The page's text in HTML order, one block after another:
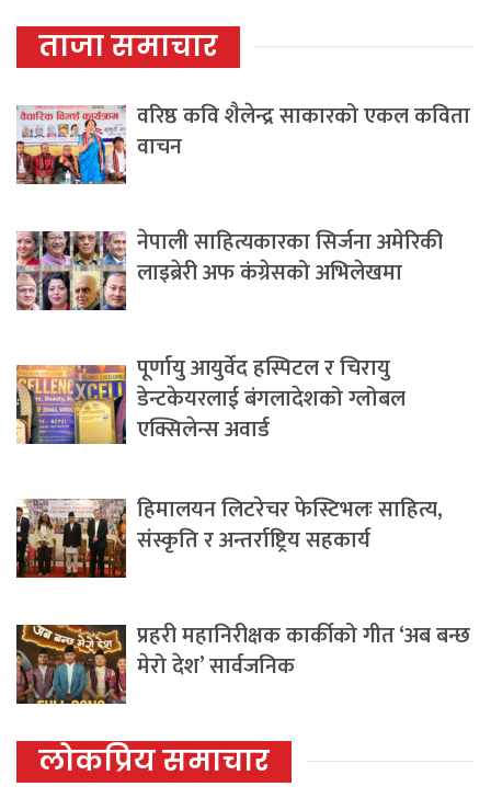
ताजा समाचार
वरिष्ठ कवि शैलेन्द्र साकारको एकल कविता
वाचन
नेपाली साहित्यकारका सिर्जना अमेरिकी
लाइब्रेरी अफ कंग्रेसको अभिलेखमा
पूर्णायु आयुर्वेद हस्पिटल र चिरायु
डेन्टकेयरलाई बंगलादेशको ग्लोबल
एक्सिलेन्स अवार्ड
हिमालयन लिटरेचर फेस्टिभलः साहित्य,
संस्कृति र अन्तर्राष्ट्रिय सहकार्य
प्रहरी महानिरीक्षक कार्कीको गीत ‘अब बन्छ
मेरो देश’ सार्वजनिक
लोकप्रिय समाचार